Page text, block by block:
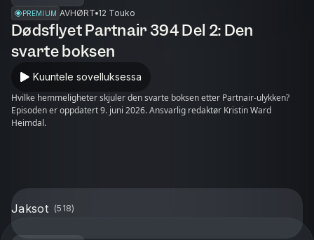
PREMIUM AVHØRT 12 Touko
Dødsflyet Partnair 394 Del 2: Den
svarte boksen
Kuuntele sovelluksessa
Hvilke hemmeligheter skjuler den svarte boksen etter Partnair-ulykken?
Episoden er oppdatert 9. juni 2026. Ansvarlig redaktør Kristin Ward
Heimdal.
Jaksot (518)